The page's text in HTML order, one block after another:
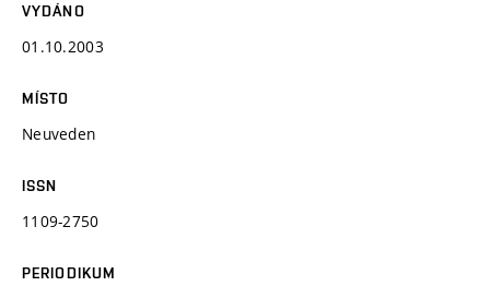
VYDÁNO
01.10.2003
MÍSTO
Neuveden
ISSN
1109-2750
PERIODIKUM